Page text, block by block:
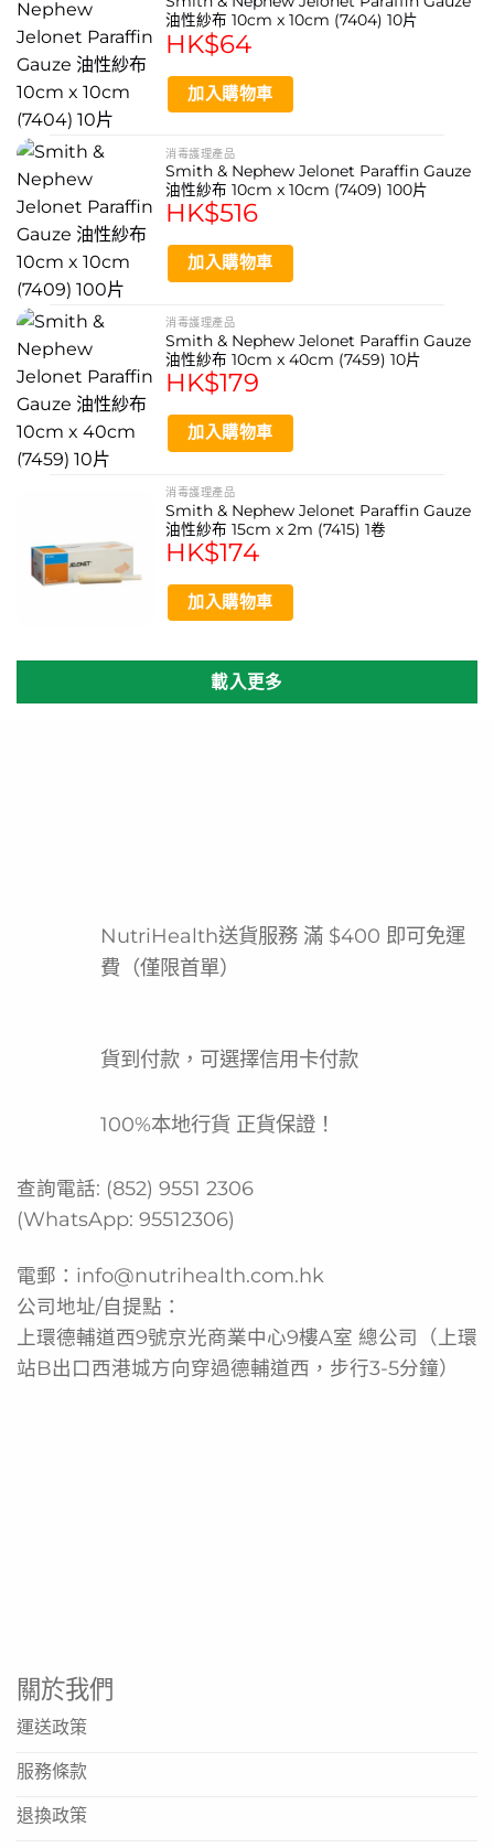
油性紗布 10cm x 10cm (7404) 10片
HK$64
加入購物車
消毒護理產品
Smith & Nephew Jelonet Paraffin Gauze
油性紗布 10cm x 10cm (7409) 100片
HK$516
加入購物車
消毒護理產品
Smith & Nephew Jelonet Paraffin Gauze
油性紗布 10cm x 40cm (7459) 10片
HK$179
加入購物車
消毒護理產品
Smith & Nephew Jelonet Paraffin Gauze
油性紗布 15cm x 2m (7415) 1卷
HK$174
加入購物車
載入更多
NutriHealth送貨服務 滿 $400 即可免運
費（僅限首單）
貨到付款，可選擇信用卡付款
100%本地行貨 正貨保證！
查詢電話: (852) 9551 2306
(WhatsApp: 95512306)
電郵： info@nutrihealth.com.hk
公司地址/自提點：
上環德輔道西9號京光商業中心9樓A室 總公司（上環
站B出口西港城方向穿過德輔道西，步行3-5分鐘）
關於我們
運送政策
服務條款
退換政策